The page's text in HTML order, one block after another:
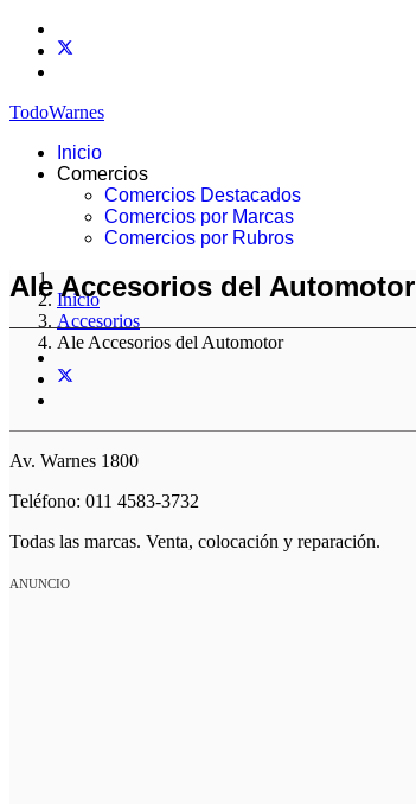
TodoWarnes
Inicio
Comercios
Comercios Destacados
Comercios por Marcas
Comercios por Rubros
Inicio
Accesorios
Ale Accesorios del Automotor
Ale Accesorios del Automotor
Av. Warnes 1800
Teléfono: 011 4583-3732
Todas las marcas. Venta, colocación y reparación.
ANUNCIO